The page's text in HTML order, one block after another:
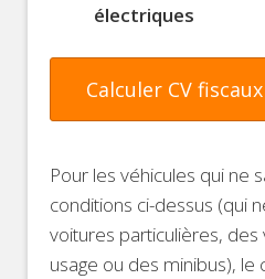
électriques
Calculer CV
Pour les véhicules qui ne
conditions ci-dessus (qui
voitures particulières,
usage ou des minibus), le